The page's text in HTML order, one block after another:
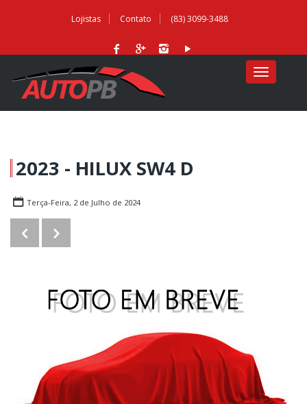
Lojistas Contato (83) 3099-3488
MENU
2023 - HILUX SW4 D
Terça-Feira, 2 de Julho de 2024